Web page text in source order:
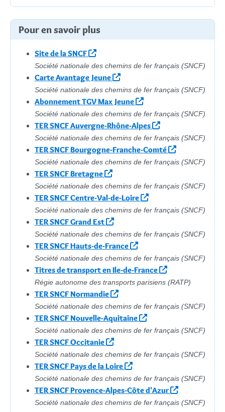
Pour en savoir plus
Site de la SNCF
Société nationale des chemins de fer français (SNCF)
Carte Avantage Jeune
Société nationale des chemins de fer français (SNCF)
Abonnement TGV Max Jeune
Société nationale des chemins de fer français (SNCF)
TER SNCF Auvergne-Rhône-Alpes
Société nationale des chemins de fer français (SNCF)
TER SNCF Bourgogne-Franche-Comté
Société nationale des chemins de fer français (SNCF)
TER SNCF Bretagne
Société nationale des chemins de fer français (SNCF)
TER SNCF Centre-Val-de-Loire
Société nationale des chemins de fer français (SNCF)
TER SNCF Grand Est
Société nationale des chemins de fer français (SNCF)
TER SNCF Hauts-de-France
Société nationale des chemins de fer français (SNCF)
Titres de transport en Ile-de-France
Régie autonome des transports parisiens (RATP)
TER SNCF Normandie
Société nationale des chemins de fer français (SNCF)
TER SNCF Nouvelle-Aquitaine
Société nationale des chemins de fer français (SNCF)
TER SNCF Occitanie
Société nationale des chemins de fer français (SNCF)
TER SNCF Pays de la Loire
Société nationale des chemins de fer français (SNCF)
TER SNCF Provence-Alpes-Côte d'Azur
Société nationale des chemins de fer français (SNCF)